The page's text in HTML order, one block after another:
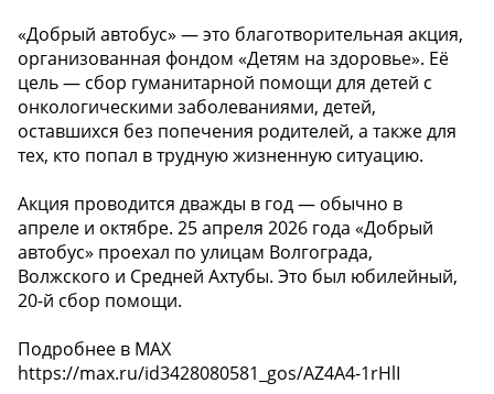
«Добрый автобус» — это благотворительная акция,
организованная фондом «Детям на здоровье». Её
цель — сбор гуманитарной помощи для детей с
онкологическими заболеваниями, детей,
оставшихся без попечения родителей, а также для
тех, кто попал в трудную жизненную ситуацию. ‍
Акция проводится дважды в год — обычно в
апреле и октябре. 25 апреля 2026 года «Добрый
автобус» проехал по улицам Волгограда,
Волжского и Средней Ахтубы. Это был юбилейный,
20-й сбор помощи.
Подробнее в MAX
https://max.ru/id3428080581_gos/AZ4A4-1rHlI